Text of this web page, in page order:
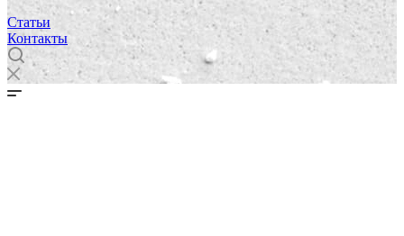
Статьи
Контакты